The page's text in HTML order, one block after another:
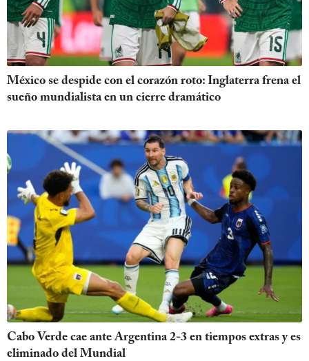
México se despide con el corazón roto: Inglaterra frena el
sueño mundialista en un cierre dramático
Cabo Verde cae ante Argentina 2-3 en tiempos extras y es
eliminado del Mundial